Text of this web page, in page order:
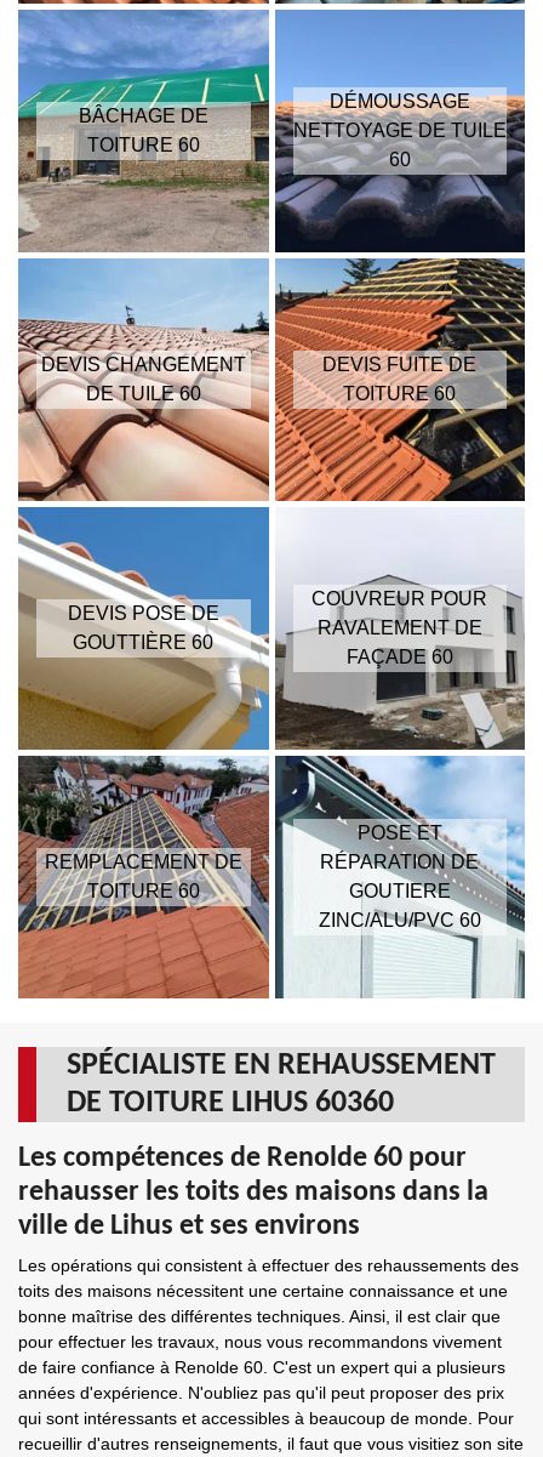
BÂCHAGE DE
TOITURE 60
DÉMOUSSAGE
NETTOYAGE DE TUILE
60
DEVIS CHANGEMENT
DE TUILE 60
DEVIS FUITE DE
TOITURE 60
DEVIS POSE DE
GOUTTIÈRE 60
COUVREUR POUR
RAVALEMENT DE
FAÇADE 60
REMPLACEMENT DE
TOITURE 60
POSE ET
RÉPARATION DE
GOUTIERE
ZINC/ALU/PVC 60
SPÉCIALISTE EN REHAUSSEMENT
DE TOITURE LIHUS 60360
Les compétences de Renolde 60 pour
rehausser les toits des maisons dans la
ville de Lihus et ses environs
Les opérations qui consistent à effectuer des rehaussements des
toits des maisons nécessitent une certaine connaissance et une
bonne maîtrise des différentes techniques. Ainsi, il est clair que
pour effectuer les travaux, nous vous recommandons vivement
de faire confiance à Renolde 60. C'est un expert qui a plusieurs
années d'expérience. N'oubliez pas qu'il peut proposer des prix
qui sont intéressants et accessibles à beaucoup de monde. Pour
recueillir d'autres renseignements, il faut que vous visitiez son site